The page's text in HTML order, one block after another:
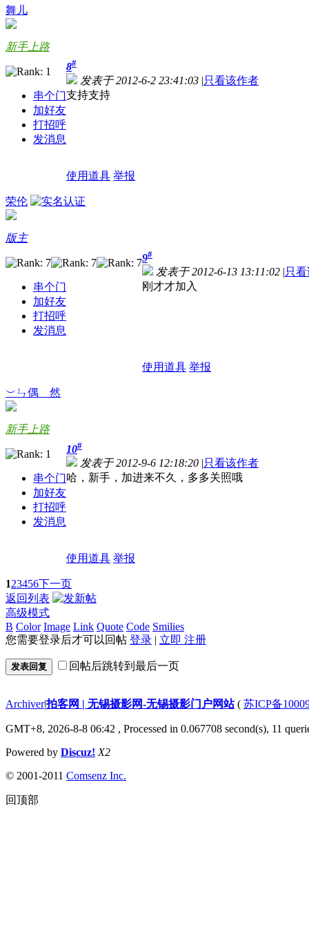
舞儿
新手上路
串个门
加好友
打招呼
发消息
8#
发表于 2012-6-2 23:41:03 |只看该作者
支持支持
使用道具 举报
荣伦
版主
串个门
加好友
打招呼
发消息
9#
发表于 2012-6-13 13:11:02 |只
刚才才加入
使用道具 举报
︶ㄣ偶ゞ然
新手上路
串个门
加好友
打招呼
发消息
10#
发表于 2012-9-6 12:18:20 |只看该作者
哈，新手，加进来不久，多多关照哦
使用道具 举报
123456下一页
返回列表
高级模式
B Color Image Link Quote Code Smilies
您需要登录后才可以回帖 登录 | 立即 注册
发表回复 回帖后跳转到最后一页
Archiver|拍客网 | 无锡摄影网-无锡摄影门户网站( 苏ICP备
GMT+8, 2026-8-8 06:42 , Processed in 0.067708 second(s), 11
Powered by Discuz! X2
© 2001-2011 Comsenz Inc.
回顶部